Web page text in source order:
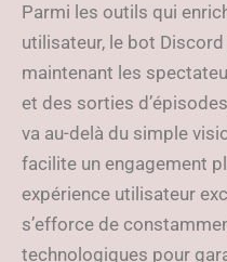
Parmi les outils qui
utilisateur, le bot
maintenant les
et des sorties
va au-delà du simple
facilite un engagement
expérience utilisateur
s’efforce de
technologiques pour